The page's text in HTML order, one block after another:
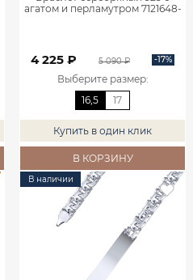
агатом и перламутром 7121648-
4 225 ₽ 5 090 ₽ -17%
Выберите размер:
16,5
17
Купить в один клик
В КОРЗИНУ
В наличии